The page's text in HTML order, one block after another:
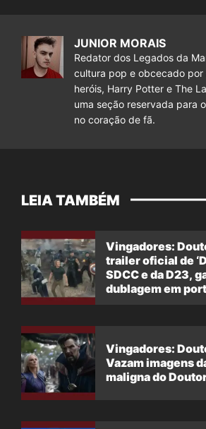
JUNIOR MORAIS
Redator dos Legados da
cultura pop e obcecado por
heróis, Harry Potter e The
uma seção reservada para
no coração de fã.
LEIA TAMBÉM
Vingadores:
trailer oficial de
SDCC e da D23,
dublagem em
Vingadores:
Vazam imagens
maligna do